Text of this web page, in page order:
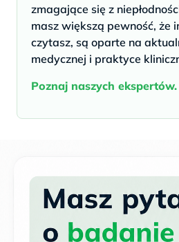
zmagające się z
masz większą pewność, że
czytasz, są oparte na
medycznej i praktyce
Poznaj naszych ekspertów.